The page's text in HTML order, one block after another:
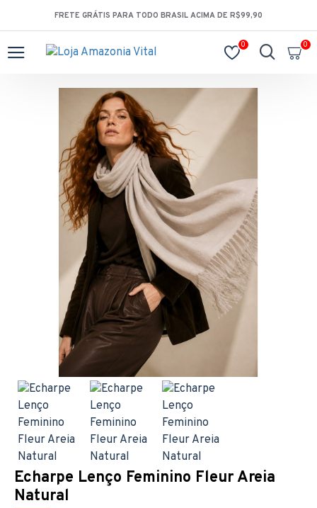
FRETE GRÁTIS PARA TODO BRASIL ACIMA DE R$99,90
0 0
Echarpe Lenço Feminino Fleur Areia
Natural